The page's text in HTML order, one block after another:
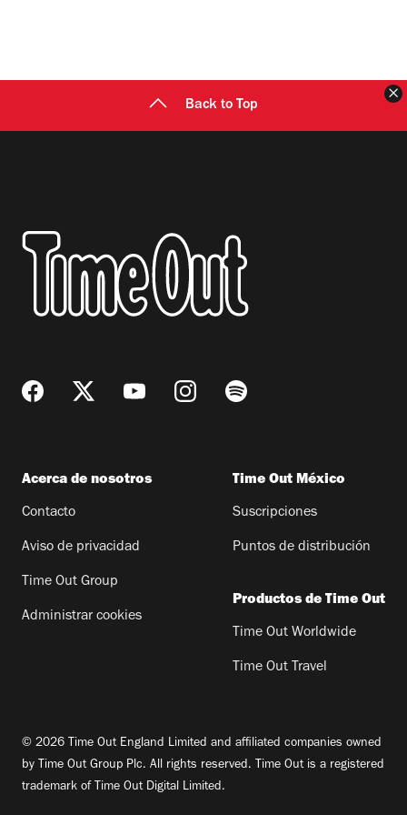
Back to Top
Acerca de nosotros
Contacto
Aviso de privacidad
Time Out Group
Administrar cookies
Time Out México
Suscripciones
Puntos de distribución
Productos de Time Out
Time Out Worldwide
Time Out Travel
© 2026 Time Out England Limited and affiliated companies owned
by Time Out Group Plc. All rights reserved. Time Out is a registered
trademark of Time Out Digital Limited.